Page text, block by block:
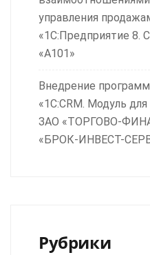
управления
«1С:Предприятие 8.
«А101»
Внедрение
«1С:CRM. Модуль
ЗАО «ТОРГОВО-
«БРОК-ИНВЕСТ-
Рубрики